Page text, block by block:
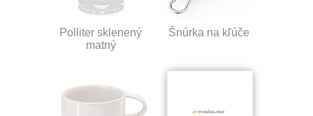
Polliter sklenený
matný
Šnúrka na kľúče